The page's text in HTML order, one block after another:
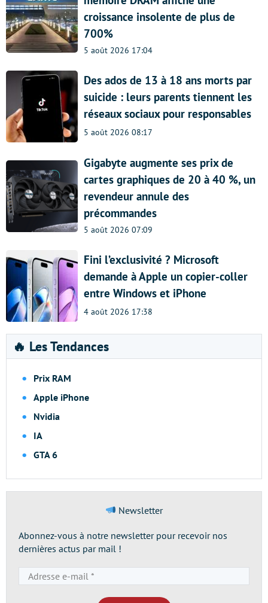
croissance insolente de plus de
700%
5 août 2026 17:04
Des ados de 13 à 18 ans morts par
suicide : leurs parents tiennent les
réseaux sociaux pour responsables
5 août 2026 08:17
Gigabyte augmente ses prix de
cartes graphiques de 20 à 40 %, un
revendeur annule des
précommandes
5 août 2026 07:09
Fini l’exclusivité ? Microsoft
demande à Apple un copier-coller
entre Windows et iPhone
4 août 2026 17:38
🔥 Les Tendances
Prix RAM
Apple iPhone
Nvidia
IA
GTA 6
Newsletter
Abonnez-vous à notre newsletter pour recevoir nos
dernières actus par mail !
e-
mail